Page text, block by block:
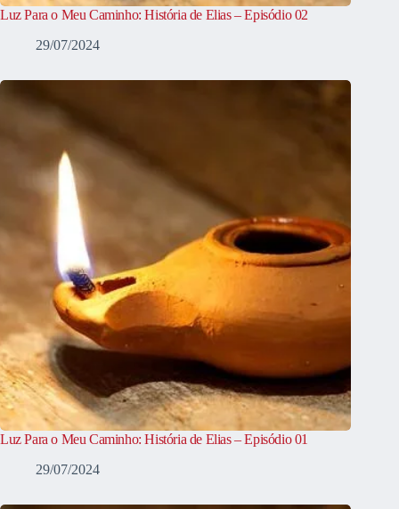
Luz Para o Meu Caminho: História de Elias – Episódio 02
29/07/2024
Luz Para o Meu Caminho: História de Elias – Episódio 01
29/07/2024